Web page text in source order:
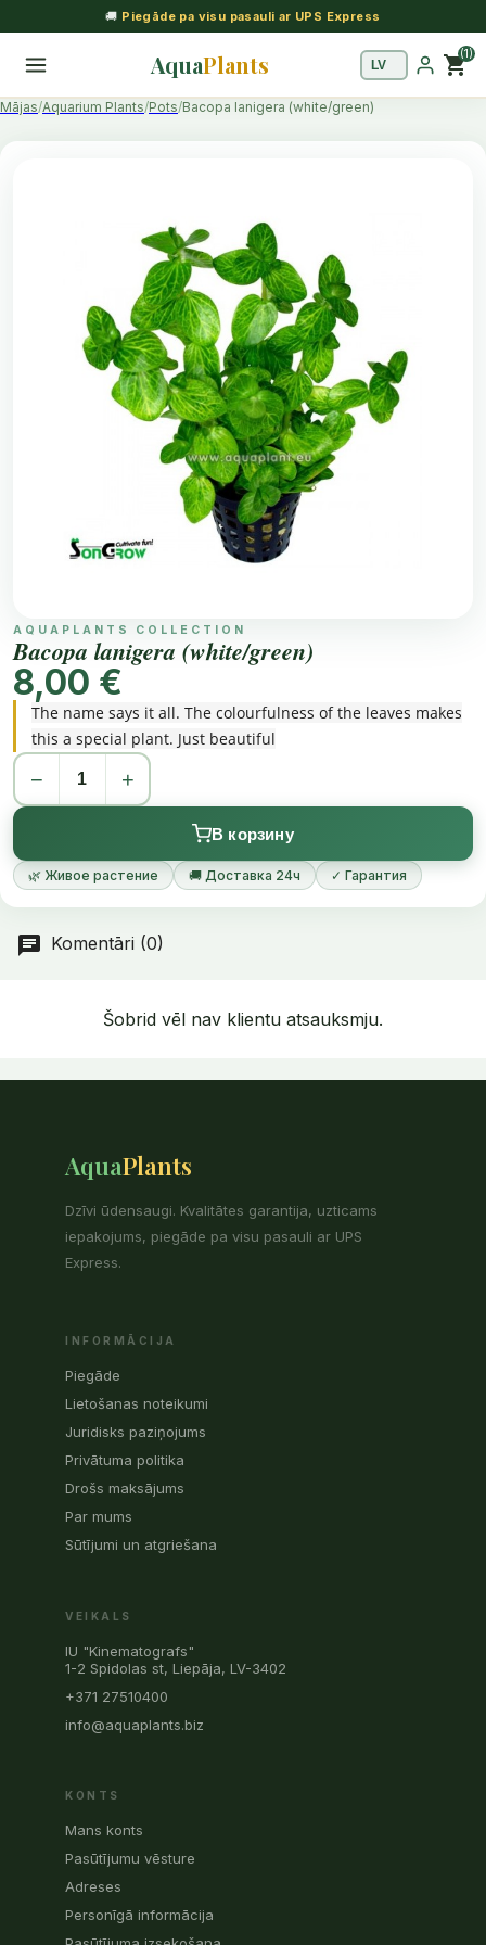
🚚 Piegāde pa visu pasauli ar UPS Express
AquaPlants shopping_cart(1)
Mājas Aquarium Plants Pots Bacopa lanigera (white/green)
AQUAPLANTS COLLECTION
Bacopa lanigera (white/green)
8,00 €
The name says it all. The colourfulness of the leaves makes
this a special plant. Just beautiful
− +
В корзину
🌿 Живое растение 🚚 Доставка 24ч ✓ Гарантия
Komentāri (0)
Šobrid vēl nav klientu atsauksmju.
AquaPlants
Dzīvi ūdensaugi. Kvalitātes garantija, uzticams
iepakojums, piegāde pa visu pasauli ar UPS
Express.
INFORMĀCIJA
Piegāde
Lietošanas noteikumi
Juridisks paziņojums
Privātuma politika
Drošs maksājums
Par mums
Sūtījumi un atgriešana
VEIKALS
IU "Kinematografs"
1-2 Spidolas st, Liepāja, LV-3402
+371 27510400
info@aquaplants.biz
KONTS
Mans konts
Pasūtījumu vēsture
Adreses
Personīgā informācija